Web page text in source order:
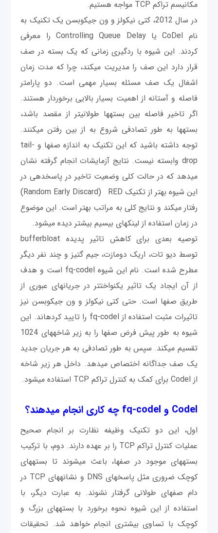
مکانیسم تراکم TCP مواجه هستیم.
در سال 2012، کتی نیکولز و ون جیکوبسن یک تکنیک به
نام CoDel یا Controlling Queue Delay را معرفی
کردند. این شیوه با ردگیری زمانی که یک بسته در صف
قرار دارد این صف را مدیریت می‎کند، چرا که مدت زمان
اشغال یک صف مسئله بسیار مهمی‎ است. دو پارامتر
فاصله و آستانه از اهمیت بسیار بالایی برخوردار هستند.
اگر تاخیر فاصله بین بسته‎ها طولانی‎تر از مقصد باشد،
بسته‎ها به طور تصادفی شروع به از بین رفتن می‎کنند.
توجه داشته باشید که این تکنیک به اندازه صف‎ها و tail-
drop وابسته نیست. نتایج آزمايشات انجام گرفته نشان
می‎دهد که در حالت کلی وضعیت تاخیر در پاسخ‎دهی در
این شیوه بهتر از تکنیک RED
(Random Early Discard)
رفتار می‎کند و نتایج کلی به مراتب بهتر است. این موضوع
در زمان استفاده از لینک‎های بی‎سیم بیشتر دیده می‎شود.
توصیه بعدی برای کاهش تاثیر پدیده bufferbloat
توسط دیو تات، اریک دومازت، جیم گتیز و چند نفر دیگر
مطرح شده است. نام این شیوه fq-codel است و هدف
از آن ایجاد یک تاثیر یکنواخت‎تر در جریان‎های عبوری از
طریق صف‎ها است. حتی کتی نیکولز و ون جیکوبسن نیز
تاثیرات مثبت استفاده از fq-codel را تایید کرده‎اند. این
شیوه به طور پیش فرض صف‎ها را به زیر شاخه‎های 1024
تقسیم می‎کند. سپس به طور تصادفی به هر جریان جدید
یک صف جداگانه اختصاص می‎دهد. داخل هر زیر شاخه
از Codel برای کمک به کنترل تراکم TCP استفاده می‎شود.
Codel و fq-codel چه کاری انجام می‎دهند؟
اول، این دو تکنیک وظیفه نظارت بر انجام صحیح
عملیات کنترل تراکم TCP را بر عهده دارند. دوم، با ترکیب
بسته‎های موجود در صف‎ها، باعث می‎شوند تا بسته‎های
کوچک ضروری مثل پاسخ‎های DNS و نشانه‎های TCP در
دام صف‎های طولانی گرفتار نشوند. به عبارت ديگر، با
استفاده از این شیوه نحوه برخورد با بسته‎های بزرگ و
کوچک با تساوی بیشتری انجام خواهد شد. تحقيقات